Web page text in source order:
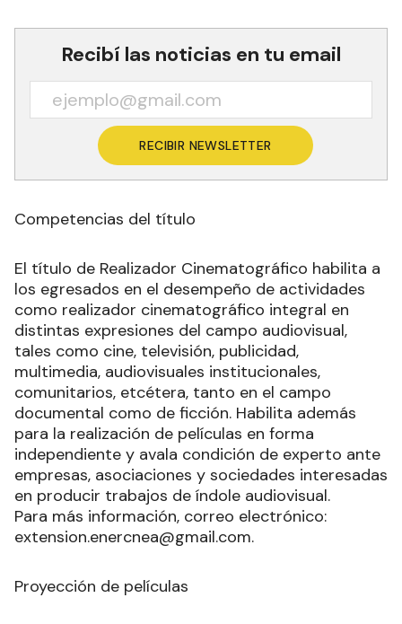
Recibí las noticias en tu email
RECIBIR NEWSLETTER
Competencias del título
El título de Realizador Cinematográfico habilita a
los egresados en el desempeño de actividades
como realizador cinematográfico integral en
distintas expresiones del campo audiovisual,
tales como cine, televisión, publicidad,
multimedia, audiovisuales institucionales,
comunitarios, etcétera, tanto en el campo
documental como de ficción. Habilita además
para la realización de películas en forma
independiente y avala condición de experto ante
empresas, asociaciones y sociedades interesadas
en producir trabajos de índole audiovisual.
Para más información, correo electrónico:
extension.enercnea@gmail.com.
Proyección de películas